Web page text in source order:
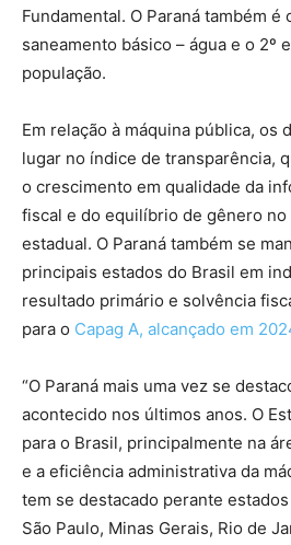
Fundamental. O Paraná também é
saneamento básico – água e o 2º
população.
Em relação à máquina pública, os
lugar no índice de transparência,
o crescimento em qualidade da
fiscal e do equilíbrio de gênero
estadual. O Paraná também se
principais estados do Brasil em
resultado primário e solvência
para o Capag A, alcançado em
“O Paraná mais uma vez se
acontecido nos últimos anos. O
para o Brasil, principalmente na
e a eficiência administrativa da
tem se destacado perante
São Paulo, Minas Gerais, Rio de